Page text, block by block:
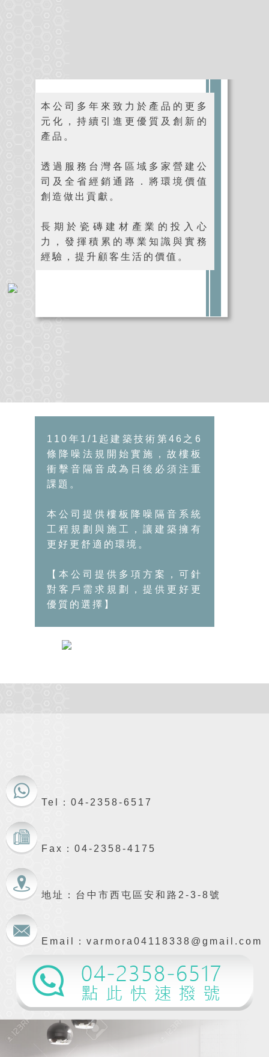
本公司多年來致力於產品的更多
元化，持續引進更優質及創新的
產品。
透過服務台灣各區域多家營建公
司及全省經銷通路．將環境價值
創造做出貢獻。
長期於瓷磚建材產業的投入心
力，發揮積累的專業知識與實務
經驗，提升顧客生活的價值。
110年1/1起建築技術第46之6
條降噪法規開始實施，故樓板
衝擊音隔音成為日後必須注重
課題。
本公司提供樓板降噪隔音系統
工程規劃與施工，讓建築擁有
更好更舒適的環境。
【本公司提供多項方案，可針
對客戶需求規劃，提供更好更
優質的選擇】
Tel：04-2358-6517
Fax：04-2358-4175
地址：台中市西屯區安和路2-3-8號
Email：varmora04118338@gmail.com